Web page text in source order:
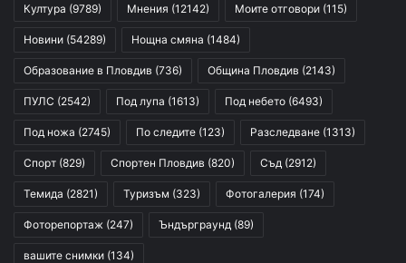
Култура (9789) Мнения (12142) Моите отговори (115)
Новини (54289) Нощна смяна (1484)
Образование в Пловдив (736) Община Пловдив (2143)
ПУЛС (2542) Под лупа (1613) Под небето (6493)
Под ножа (2745) По следите (123) Разследване (1313)
Спорт (829) Спортен Пловдив (820) Съд (2912)
Темида (2821) Туризъм (323) Фотогалерия (174)
Фоторепортаж (247) Ъндърграунд (89)
вашите снимки (134)